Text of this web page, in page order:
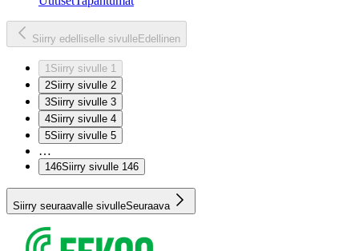
Siirry edelliselle sivulleEdellinen
1Siirry sivulle 1
2Siirry sivulle 2
3Siirry sivulle 3
4Siirry sivulle 4
5Siirry sivulle 5
…
146Siirry sivulle 146
Siirry seuraavalle sivulleSeuraava